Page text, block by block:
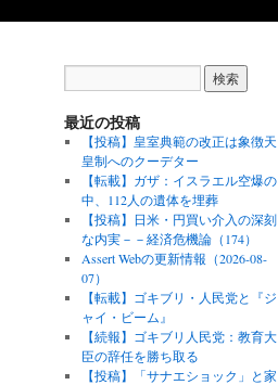
最近の投稿
【投稿】皇室典範の改正は象徴天
皇制へのクーデター
【転載】ガザ：イスラエル空爆の
中、112人の遺体を埋葬
【投稿】日米・円買い介入の深刻
な内実－－経済危機論（174）
Assert Webの更新情報（2026-08-
07）
【転載】ゴキブリ・人民党と『ジ
ャイ・ビーム』
【続報】ゴキブリ人民党：教育大
臣の辞任を勝ち取る
【投稿】「サナエショック」と家